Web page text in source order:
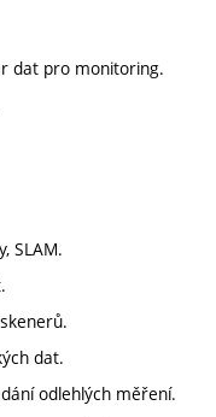
dat pro monitoring.
SLAM.
dat.
odlehlých měření.